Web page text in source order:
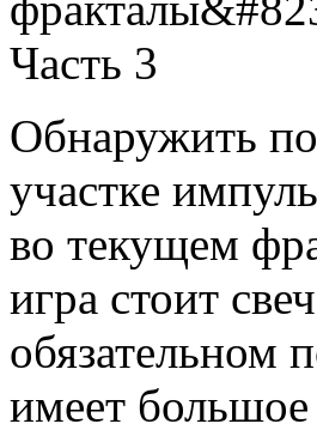
Обнаружить
участке
во текущем
игра стоит
обязательном
имеет